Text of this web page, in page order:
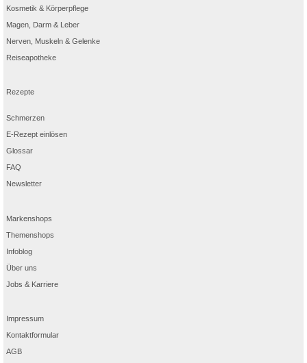
Kosmetik & Körperpflege
Magen, Darm & Leber
Nerven, Muskeln & Gelenke
Reiseapotheke
Rezepte
Schmerzen
E-Rezept einlösen
Glossar
FAQ
Newsletter
Markenshops
Themenshops
Infoblog
Über uns
Jobs & Karriere
Impressum
Kontaktformular
AGB